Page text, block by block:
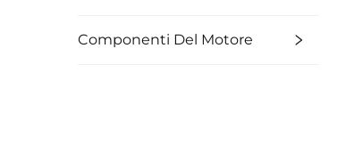
Componenti Del Motore